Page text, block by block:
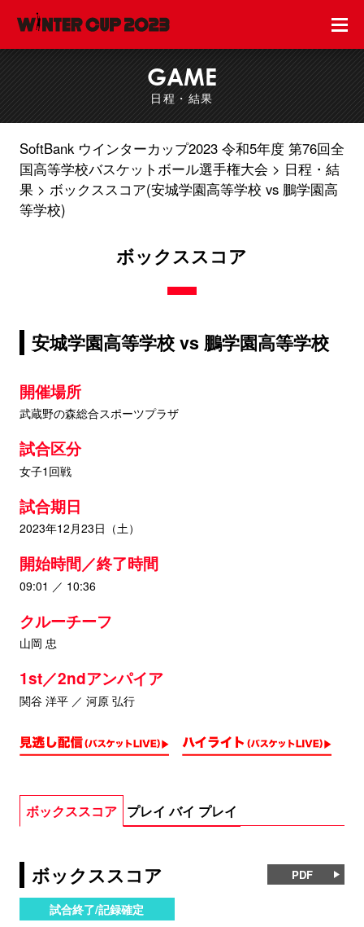
GAME
日程・結果
SoftBank ウインターカップ2023 令和5年度 第76回全
国高等学校バスケットボール選手権大会
日程・結
果
ボックススコア(安城学園高等学校 vs 鵬学園高
等学校)
ボックススコア
安城学園高等学校 vs 鵬学園高等学校
開催場所
武蔵野の森総合スポーツプラザ
試合区分
女子1回戦
試合期日
2023年12月23日（土）
開始時間／終了時間
09:01 ／ 10:36
クルーチーフ
山岡 忠
1st／2ndアンパイア
関谷 洋平 ／ 河原 弘行
ボックススコア プレイ バイ プレイ
ボックススコア PDF
試合終了/記録確定